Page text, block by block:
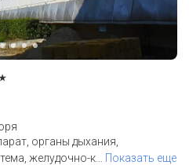
органы дыхания,
желудочно-к
Показать еще